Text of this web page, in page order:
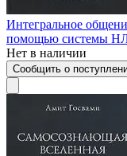
Интегральное
помощью системы
Нет в наличии
Сообщить о